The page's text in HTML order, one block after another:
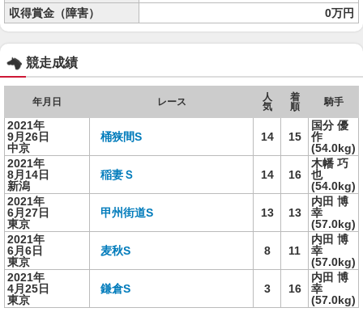
収得賞金（障害）
0万円
競走成績
年月日 レース
人
気
着
順
騎手
2021年
9月26日
中京
桶狭間S 14 15
国分 優
作
(54.0kg)
2021年
8月14日
新潟
稲妻Ｓ 14 16
木幡 巧
也
(54.0kg)
2021年
6月27日
東京
甲州街道S 13 13
内田 博
幸
(57.0kg)
2021年
6月6日
東京
麦秋S 8 11
内田 博
幸
(57.0kg)
2021年
4月25日
東京
鎌倉S 3 16
内田 博
幸
(57.0kg)